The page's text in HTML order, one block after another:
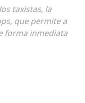
taxistas, la
que permite a
forma inmediata